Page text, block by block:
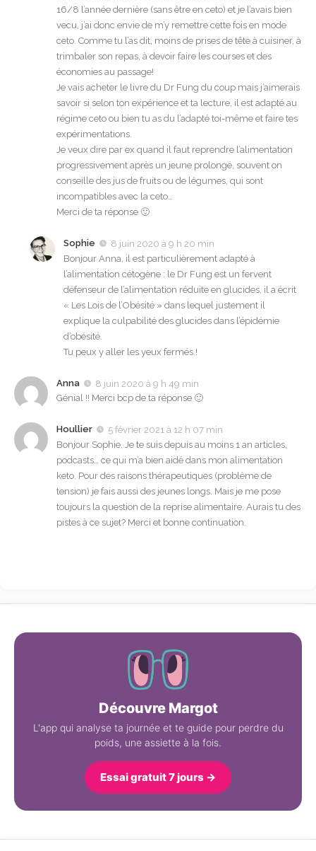
16/8 l’année dernière (sans être en ceto) et je l’avais bien
vecu, j’ai donc envie de m’y remettre cette fois en mode
ceto. Comme tu l’as dit, moins de prises de tête à cuisiner, à
trimbaler son repas, à devoir faire les courses et des
économies au passage!
Je vais acheter le livre du Dr Fung du coup mais j’aimerais
savoir si selon ton expérience et ta lecture, il est adapté au
régime ceto ou bien tu as du l’adapté toi-même et faire tes
expérimentations.
Je veux dire par ex quand il faut reprendre l’alimentation
progressivement après un jeune prolongé, souvent on
conseille des jus de fruits ou de légumes, qui sont
incompatibles avec la ceto…
Merci de ta réponse 🙂
Sophie
8 juin 2020 à 9 h 20 min
Bonjour Anna, il est particulièrement adapté à
l’alimentation cétogène : le Dr Fung est un fervent
défenseur de l’alimentation réduite en glucides, il a écrit
« Les Lois de l’Obésité » dans lequel justement il
explique la culpabilité des glucides dans l’épidémie
d’obésité.
Tu peux y aller les yeux fermés !
Anna
8 juin 2020 à 9 h 49 min
Génial !! Merci bcp de ta réponse 🙂
Houllier
5 février 2021 à 12 h 07 min
Bonjour Sophie. Je te suis depuis au moins 1 an articles,
podcasts… ce qui m’a bien aidé dans mon alimentation
keto. Pour des raisons thérapeutiques (problème de
tension) je fais aussi des jeunes longs. Mais je me pose
toujours la question de la reprise alimentaire. Aurais tu des
pistes à ce sujet? Merci et bonne continuation.
Découvre Margot
L'app qui analyse ta journée et te guide pour perdre du
poids, une assiette à la fois.
Essai gratuit 7 jours →